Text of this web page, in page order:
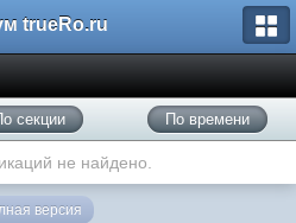
trueRo.ru
секции По времени
не найдено.
версия